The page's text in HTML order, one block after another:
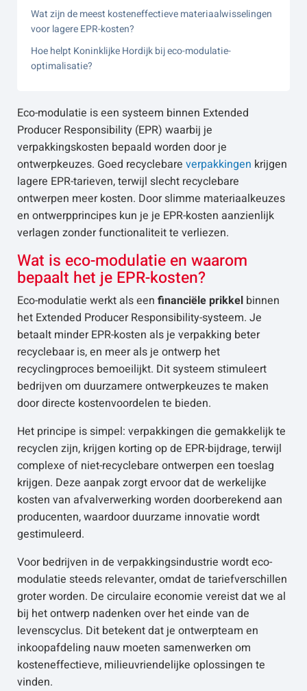
Wat zijn de meest kosteneffectieve materiaalwisselingen
voor lagere EPR-kosten?
Hoe helpt Koninklijke Hordijk bij eco-modulatie-
optimalisatie?
Eco-modulatie is een systeem binnen Extended
Producer Responsibility (EPR) waarbij je
verpakkingskosten bepaald worden door je
ontwerpkeuzes. Goed recyclebare verpakkingen krijgen
lagere EPR-tarieven, terwijl slecht recyclebare
ontwerpen meer kosten. Door slimme materiaalkeuzes
en ontwerpprincipes kun je je EPR-kosten aanzienlijk
verlagen zonder functionaliteit te verliezen.
Wat is eco-modulatie en waarom
bepaalt het je EPR-kosten?
Eco-modulatie werkt als een financiële prikkel binnen
het Extended Producer Responsibility-systeem. Je
betaalt minder EPR-kosten als je verpakking beter
recyclebaar is, en meer als je ontwerp het
recyclingproces bemoeilijkt. Dit systeem stimuleert
bedrijven om duurzamere ontwerpkeuzes te maken
door directe kostenvoordelen te bieden.
Het principe is simpel: verpakkingen die gemakkelijk te
recyclen zijn, krijgen korting op de EPR-bijdrage, terwijl
complexe of niet-recyclebare ontwerpen een toeslag
krijgen. Deze aanpak zorgt ervoor dat de werkelijke
kosten van afvalverwerking worden doorberekend aan
producenten, waardoor duurzame innovatie wordt
gestimuleerd.
Voor bedrijven in de verpakkingsindustrie wordt eco-
modulatie steeds relevanter, omdat de tariefverschillen
groter worden. De circulaire economie vereist dat we al
bij het ontwerp nadenken over het einde van de
levenscyclus. Dit betekent dat je ontwerpteam en
inkoopafdeling nauw moeten samenwerken om
kosteneffectieve, milieuvriendelijke oplossingen te
vinden.